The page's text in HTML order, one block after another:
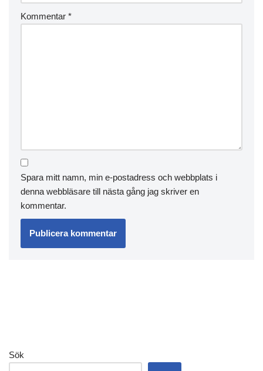
Kommentar *
Spara mitt namn, min e-postadress och webbplats i
denna webbläsare till nästa gång jag skriver en
kommentar.
Sök